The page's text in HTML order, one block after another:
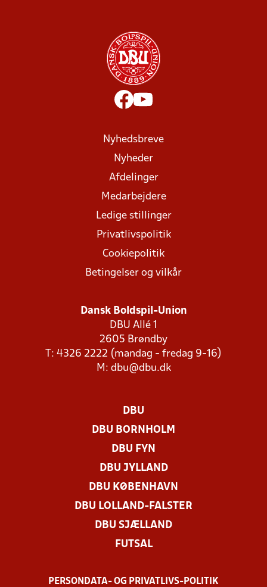
Nyhedsbreve
Nyheder
Afdelinger
Medarbejdere
Ledige stillinger
Privatlivspolitik
Cookiepolitik
Betingelser og vilkår
Dansk Boldspil-Union
DBU Allé 1
2605 Brøndby
T: 4326 2222 (mandag - fredag 9-16)
M: dbu@dbu.dk
DBU
DBU BORNHOLM
DBU FYN
DBU JYLLAND
DBU KØBENHAVN
DBU LOLLAND-FALSTER
DBU SJÆLLAND
FUTSAL
PERSONDATA- OG PRIVATLIVS-POLITIK